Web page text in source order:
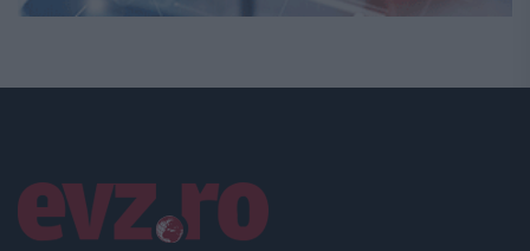
Linkuri utile